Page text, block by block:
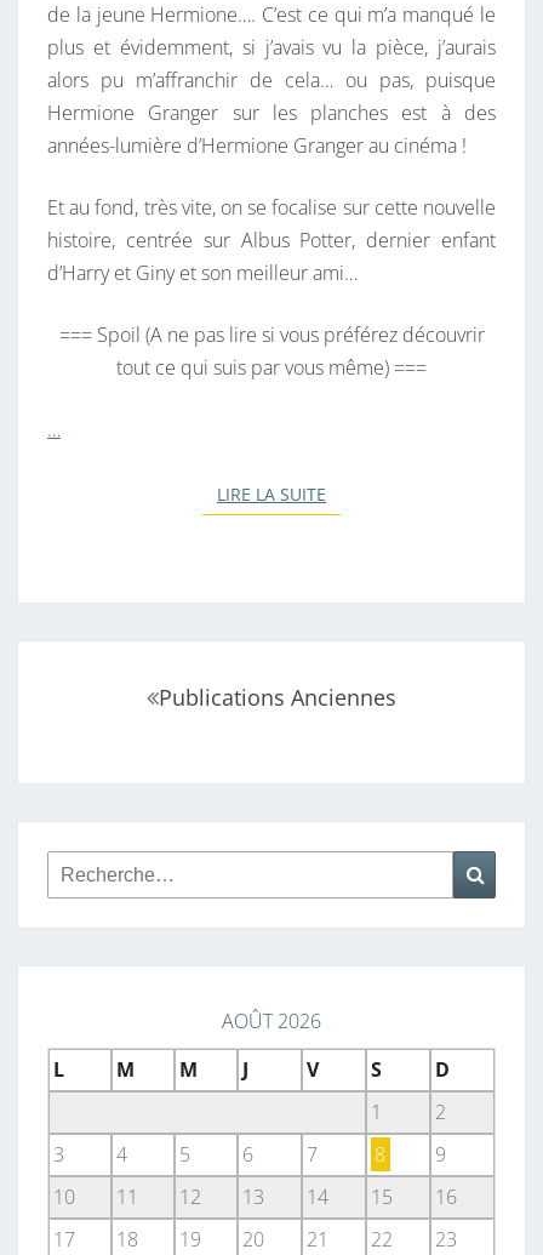
de la jeune Hermione…. C’est ce qui m’a manqué le
plus et évidemment, si j’avais vu la pièce, j’aurais
alors pu m’affranchir de cela… ou pas, puisque
Hermione Granger sur les planches est à des
années-lumière d’Hermione Granger au cinéma !
Et au fond, très vite, on se focalise sur cette nouvelle
histoire, centrée sur Albus Potter, dernier enfant
d’Harry et Giny et son meilleur ami…
=== Spoil (A ne pas lire si vous préférez découvrir
tout ce qui suis par vous même) ===
…
LIRE LA SUITE
Publications Anciennes
Rechercher :
AOÛT 2026
L
M M J V S
D
1
2
3
4 5 6 7 8
9
10
11 12 13 14 15
16
17
18 19 20 21 22
23